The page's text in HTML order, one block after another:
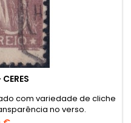
com variedade de cliche
no verso.